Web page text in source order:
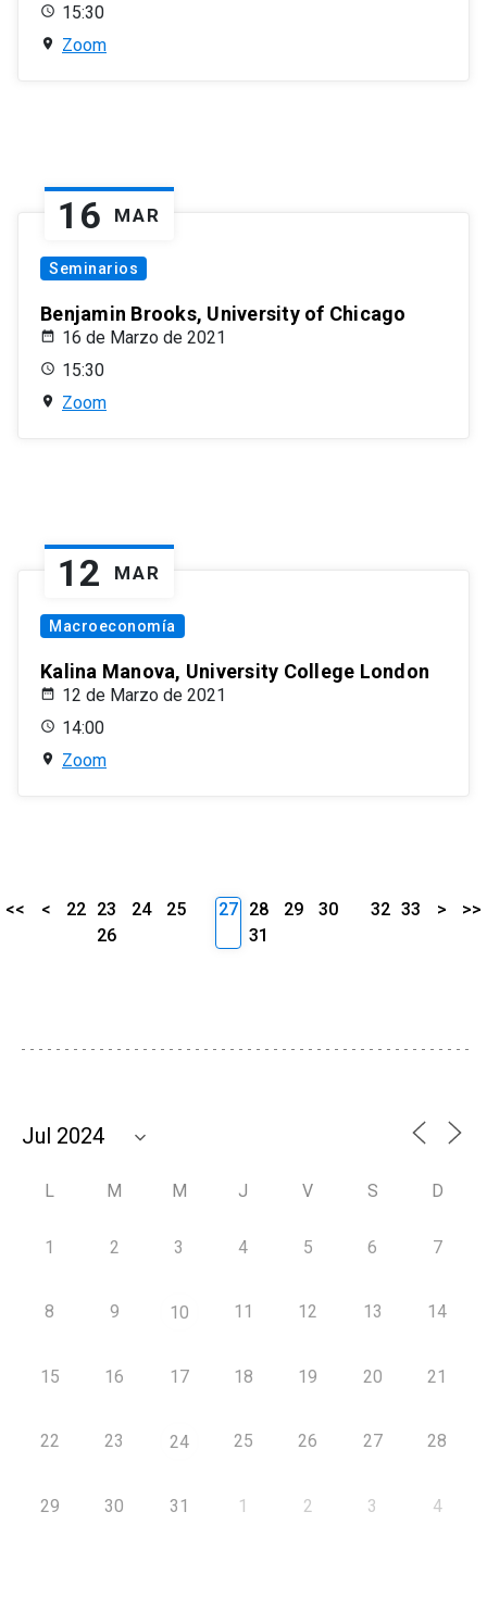
15:30
Zoom
16 MAR
Seminarios
Benjamin Brooks, University of Chicago
16 de Marzo de 2021
15:30
Zoom
12 MAR
Macroeconomía
Kalina Manova, University College London
12 de Marzo de 2021
14:00
Zoom
<< < 22 23 24
25
26
27 28 29
30
31
32 33 > >>
L M M J V S D
1 2 3 4 5 6 7
8 9 10 11 12 13 14
15 16 17 18 19 20 21
22 23 24 25 26 27 28
29 30 31 1 2 3 4